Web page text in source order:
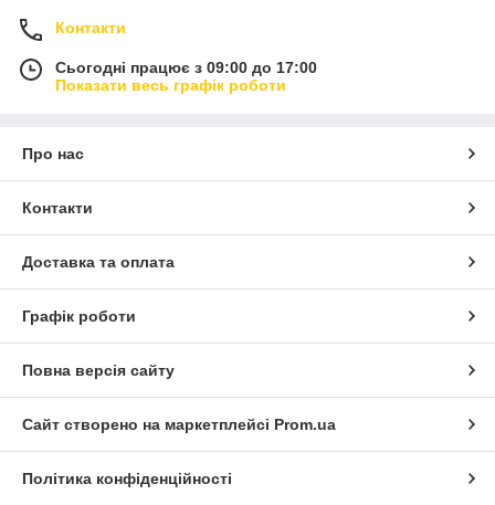
Контакти
Сьогодні працює з 09:00 до 17:00
Показати весь графік роботи
Про нас
Контакти
Доставка та оплата
Графік роботи
Повна версія сайту
Сайт створено на маркетплейсі Prom.ua
Політика конфіденційності